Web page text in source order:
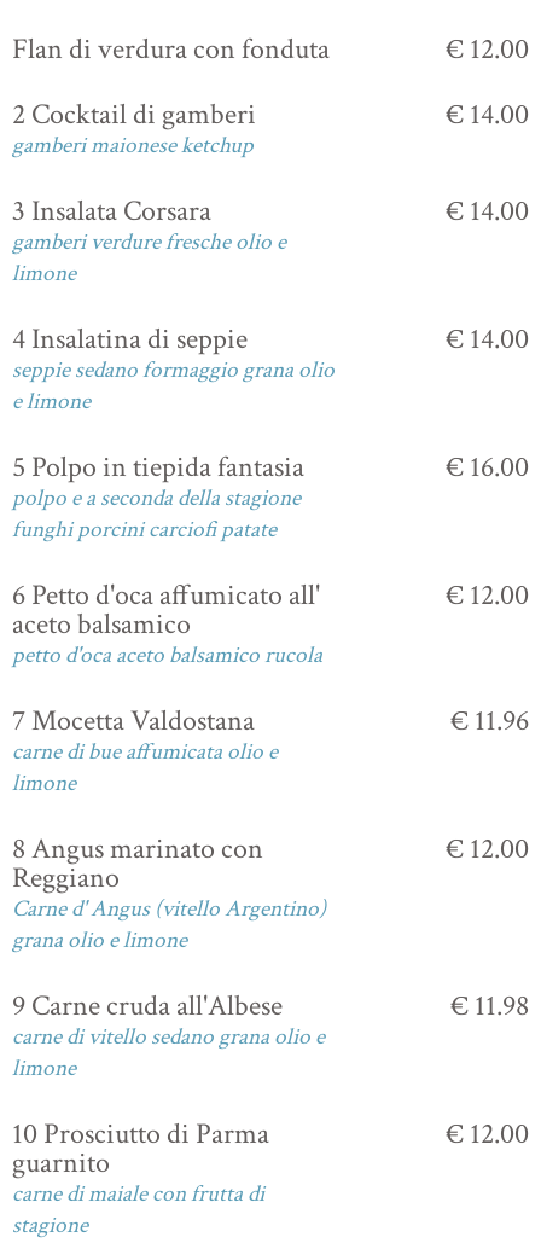
Flan di verdura con fonduta
€ 12.00
2 Cocktail di gamberi
gamberi maionese ketchup
€ 14.00
3 Insalata Corsara
gamberi verdure fresche olio e
limone
€ 14.00
4 Insalatina di seppie
seppie sedano formaggio grana olio
e limone
€ 14.00
5 Polpo in tiepida fantasia
polpo e a seconda della stagione
funghi porcini carciofi patate
€ 16.00
6 Petto d'oca affumicato all'
aceto balsamico
petto d'oca aceto balsamico rucola
€ 12.00
7 Mocetta Valdostana
carne di bue affumicata olio e
limone
€ 11.96
8 Angus marinato con
Reggiano
Carne d' Angus (vitello Argentino)
grana olio e limone
€ 12.00
9 Carne cruda all'Albese
carne di vitello sedano grana olio e
limone
€ 11.98
10 Prosciutto di Parma
guarnito
carne di maiale con frutta di
stagione
€ 12.00